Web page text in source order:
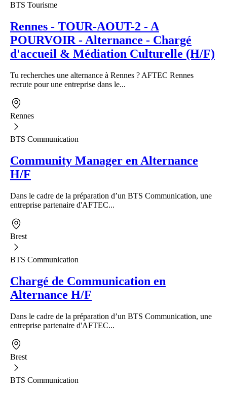
BTS Tourisme
Rennes - TOUR-AOUT-2 - A
POURVOIR - Alternance - Chargé
d'accueil & Médiation Culturelle (H/F)
Tu recherches une alternance à Rennes ? AFTEC Rennes
recrute pour une entreprise dans le...
Rennes
BTS Communication
Community Manager en Alternance
H/F
Dans le cadre de la préparation d’un BTS Communication, une
entreprise partenaire d'AFTEC...
Brest
BTS Communication
Chargé de Communication en
Alternance H/F
Dans le cadre de la préparation d’un BTS Communication, une
entreprise partenaire d'AFTEC...
Brest
BTS Communication